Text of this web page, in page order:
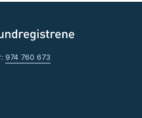
974 760 673